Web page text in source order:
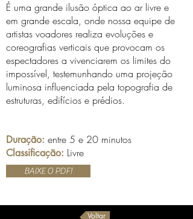
É uma grande ilusão óptica ao ar livre e
em grande escala, onde nossa equipe de
artistas voadores realiza evoluções e
coreografias verticais que provocam os
espectadores a vivenciarem os limites do
impossível, testemunhando uma projeção
luminosa influenciada pela topografia de
estruturas, edifícios e prédios.
Duração: entre 5 e 20 minutos
Classificação: Livre
BAIXE O PDF!
Voltar